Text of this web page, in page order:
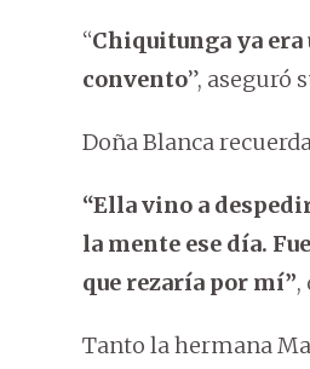
“Chiquitunga ya era
convento”, aseguró
Doña Blanca
“Ella vino a
la mente ese día.
que rezaría por mí”,
Tanto la hermana